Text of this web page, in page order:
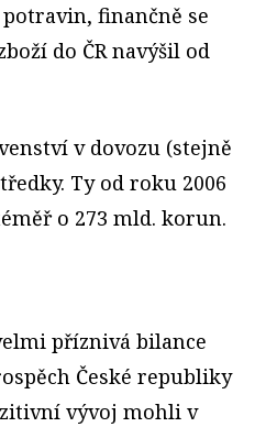
finančně se
do ČR navýšil od
v dovozu (stejně
Ty od roku 2006
o 273 mld. korun.
příznivá bilance
České republiky
vývoj mohli v